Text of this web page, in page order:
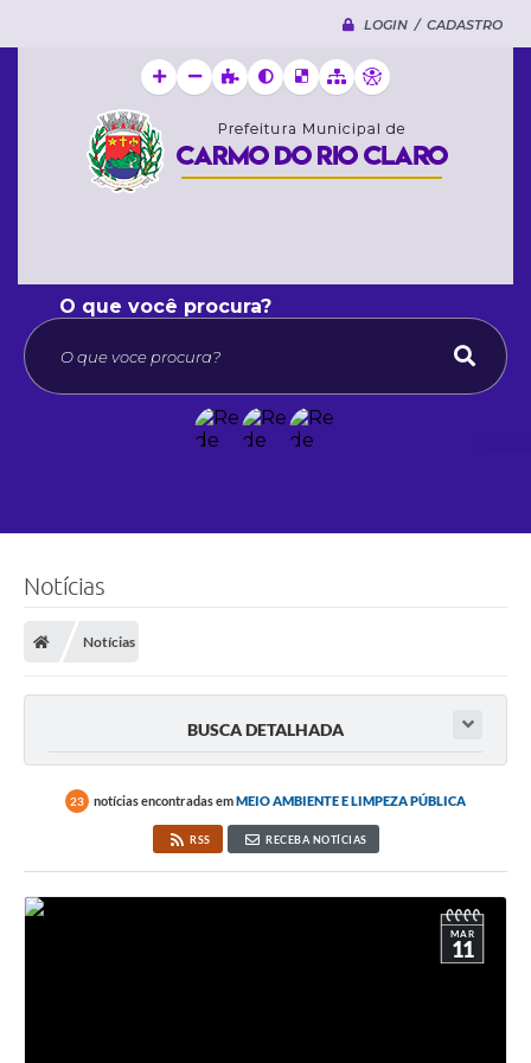
LOGIN / CADASTRO
O que voce procura?
Notícias
Notícias
BUSCA DETALHADA
23 notícias encontradas emMEIO AMBIENTE E LIMPEZA PÚBLICA
RSS RECEBA NOTÍCIAS
MAR
11